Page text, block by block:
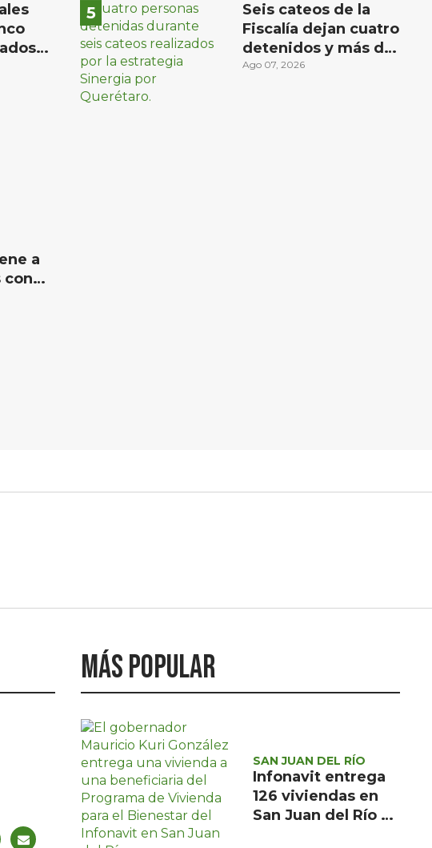
a
con
Seis cateos de la
Fiscalía dejan cuatro
detenidos y más de
mil dosis
Ago 07, 2026
Más popular
SAN JUAN DEL RÍO
Infonavit entrega
126 viviendas en
San Juan del Río a